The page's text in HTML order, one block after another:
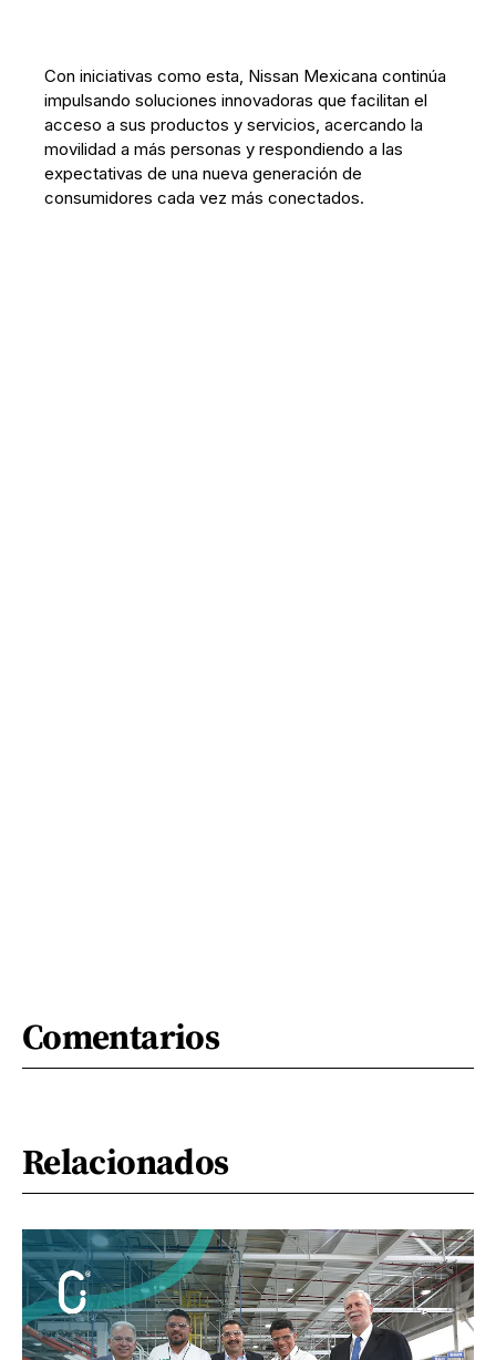
Con iniciativas como esta, Nissan Mexicana continúa
impulsando soluciones innovadoras que facilitan el
acceso a sus productos y servicios, acercando la
movilidad a más personas y respondiendo a las
expectativas de una nueva generación de
consumidores cada vez más conectados.
Comentarios
Relacionados